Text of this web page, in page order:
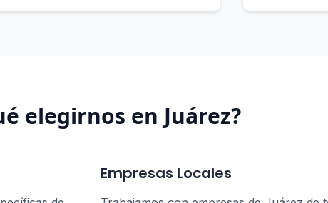
elegirnos en Juárez?
Empresas Locales